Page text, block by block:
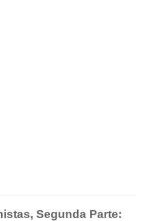
Segunda Parte: